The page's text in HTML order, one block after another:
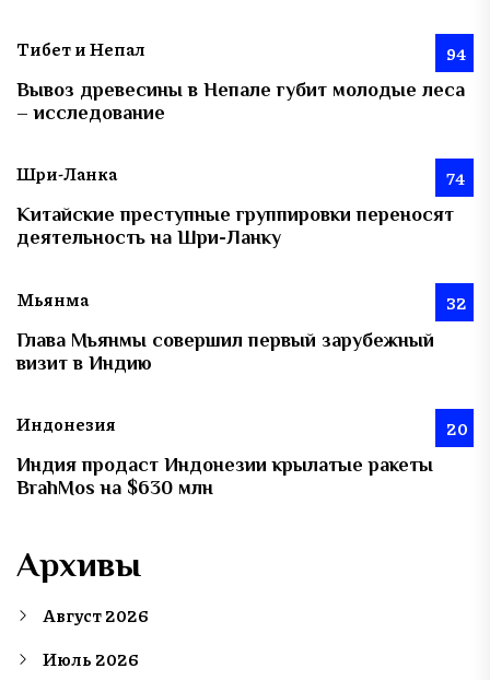
Тибет и Непал 94
Вывоз древесины в Непале губит молодые леса
– исследование
Шри-Ланка 74
Китайские преступные группировки переносят
деятельность на Шри-Ланку
Мьянма 32
Глава Мьянмы совершил первый зарубежный
визит в Индию
Индонезия 20
Индия продаст Индонезии крылатые ракеты
BrahMos на $630 млн
Архивы
Август 2026
Июль 2026